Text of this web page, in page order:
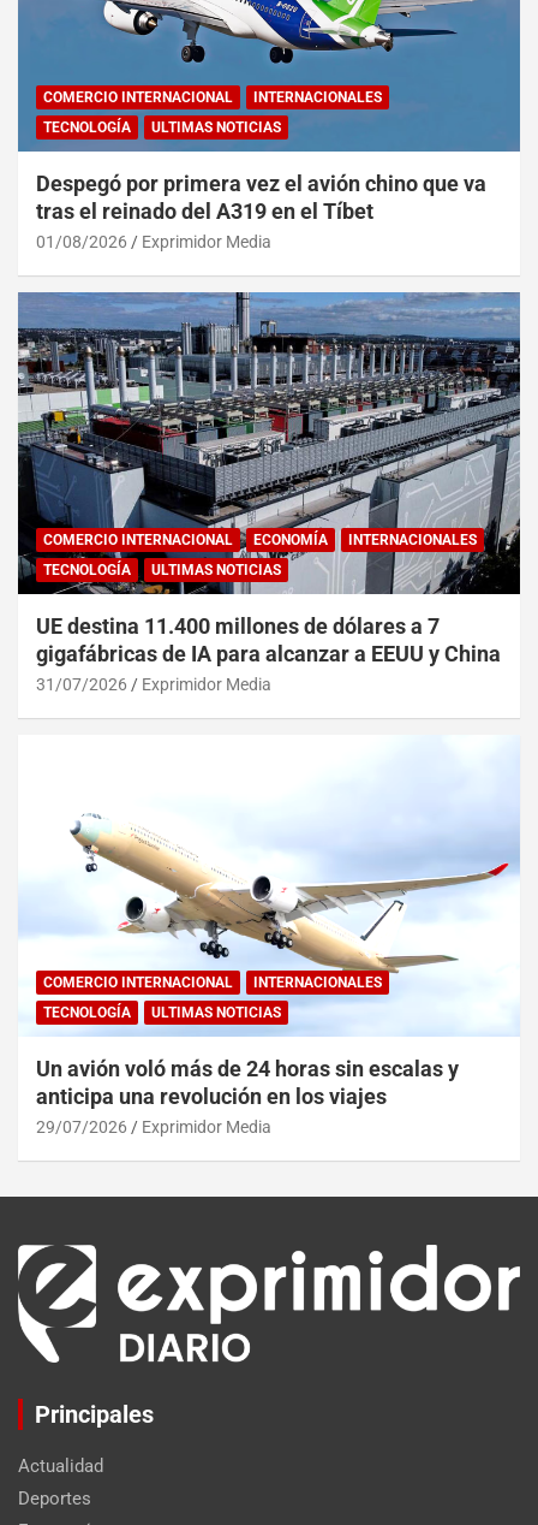
COMERCIO INTERNACIONAL
INTERNACIONALES
TECNOLOGÍA
ULTIMAS NOTICIAS
Despegó por primera vez el avión chino que va
tras el reinado del A319 en el Tíbet
01/08/2026 Exprimidor Media
COMERCIO INTERNACIONAL ECONOMÍA
INTERNACIONALES
TECNOLOGÍA
ULTIMAS NOTICIAS
UE destina 11.400 millones de dólares a 7
gigafábricas de IA para alcanzar a EEUU y China
31/07/2026 Exprimidor Media
COMERCIO INTERNACIONAL
INTERNACIONALES
TECNOLOGÍA
ULTIMAS NOTICIAS
Un avión voló más de 24 horas sin escalas y
anticipa una revolución en los viajes
29/07/2026 Exprimidor Media
Principales
Actualidad
Deportes